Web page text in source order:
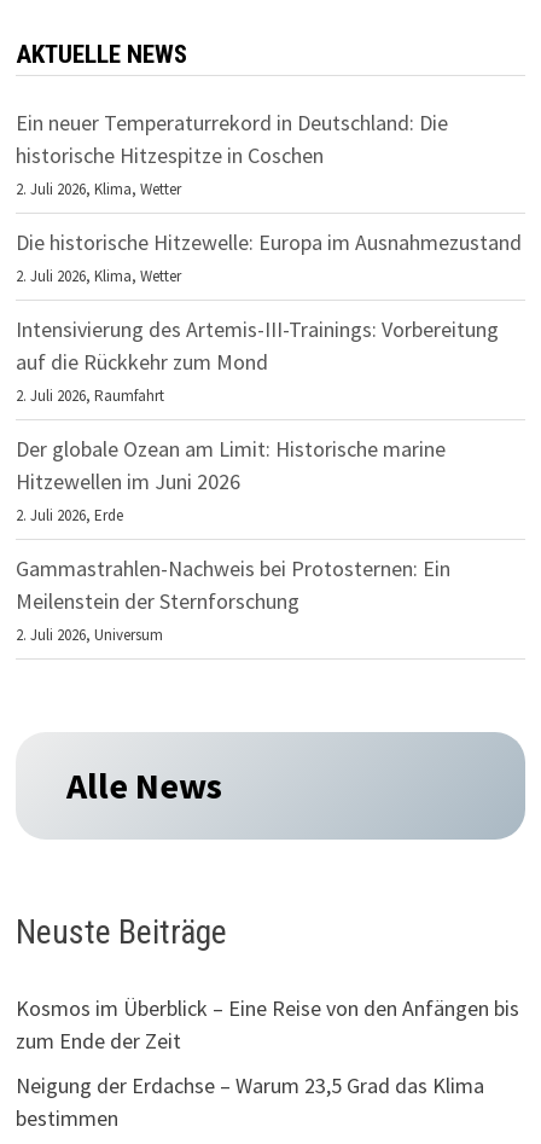
AKTUELLE NEWS
Ein neuer Temperaturrekord in Deutschland: Die
historische Hitzespitze in Coschen
2. Juli 2026,Klima,Wetter
Die historische Hitzewelle: Europa im Ausnahmezustand
2. Juli 2026,Klima,Wetter
Intensivierung des Artemis-III-Trainings: Vorbereitung
auf die Rückkehr zum Mond
2. Juli 2026,Raumfahrt
Der globale Ozean am Limit: Historische marine
Hitzewellen im Juni 2026
2. Juli 2026,Erde
Gammastrahlen-Nachweis bei Protosternen: Ein
Meilenstein der Sternforschung
2. Juli 2026,Universum
Alle News
Neuste Beiträge
Kosmos im Überblick – Eine Reise von den Anfängen bis
zum Ende der Zeit
Neigung der Erdachse – Warum 23,5 Grad das Klima
bestimmen